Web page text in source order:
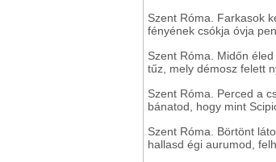
Szent Róma. Farkasok
fényének csókja óvja
Szent Róma. Midőn
tűz, mely démosz felett
Szent Róma. Perced a
bánatod, hogy mint
Szent Róma. Börtönt
hallasd égi aurumod,